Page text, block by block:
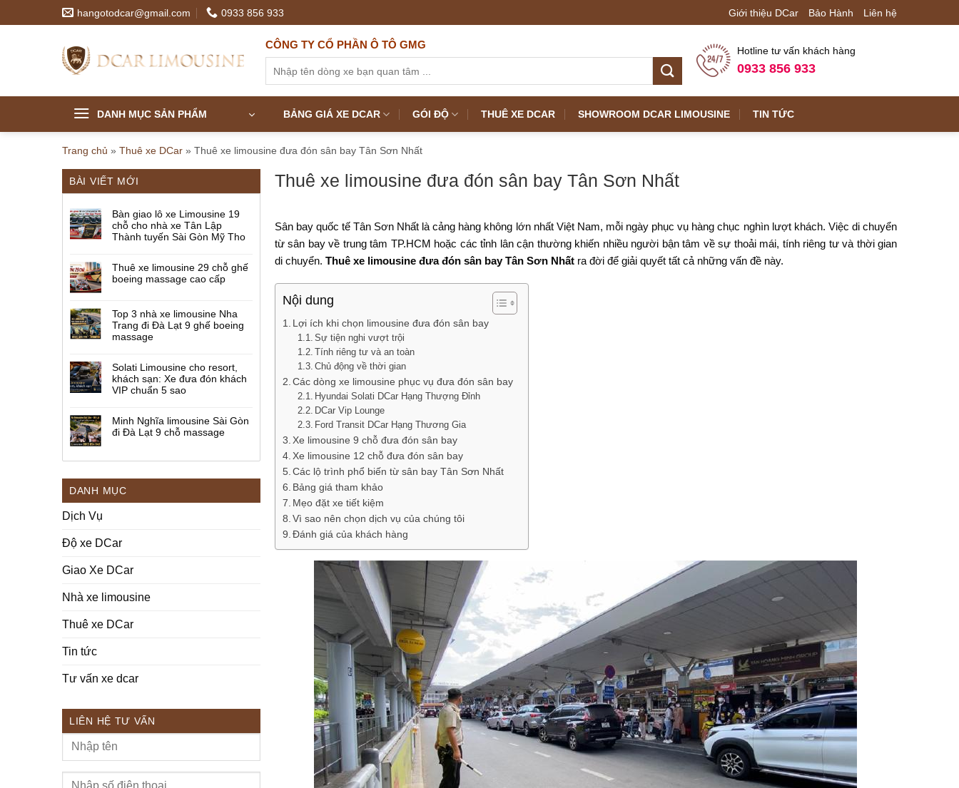
to
hangotodcar@gmail.com 0933 856 933 Giới thiệu DCar Bảo Hành Liên hệ
CÔNG TY CỔ PHẦN Ô TÔ GMG Hotline tư vấn khách hàng
0933 856 933
DANH MỤC SẢN PHẨM BẢNG GIÁ XE DCAR GÓI ĐỘ THUÊ XE DCAR SHOWROOM DCAR LIMOUSINE TIN TỨC
Trang chủ » Thuê xe DCar » Thuê xe limousine đưa đón sân bay Tân Sơn Nhất
BÀI VIẾT MỚI
Bàn giao lô xe Limousine 19
chỗ cho nhà xe Tân Lập
Thành tuyến Sài Gòn Mỹ Tho
Thuê xe limousine 29 chỗ ghế
boeing massage cao cấp
Top 3 nhà xe limousine Nha
Trang đi Đà Lạt 9 ghế boeing
massage
Solati Limousine cho resort,
khách sạn: Xe đưa đón khách
VIP chuẩn 5 sao
Minh Nghĩa limousine Sài Gòn
đi Đà Lạt 9 chỗ massage
DANH MỤC
Dịch Vụ
Độ xe DCar
Giao Xe DCar
Nhà xe limousine
Thuê xe DCar
Tin tức
Tư vấn xe dcar
LIÊN HỆ TƯ VẤN
Thuê xe limousine đưa đón sân bay Tân Sơn Nhất
Sân bay quốc tế Tân Sơn Nhất là cảng hàng không lớn nhất Việt Nam, mỗi ngày phục vụ hàng chục nghìn lượt khách. Việc di chuyển
từ sân bay về trung tâm TP.HCM hoặc các tỉnh lân cận thường khiến nhiều người bận tâm về sự thoải mái, tính riêng tư và thời gian
di chuyển. Thuê xe limousine đưa đón sân bay Tân Sơn Nhấtra đời để giải quyết tất cả những vấn đề này.
Nội dung
Lợi ích khi chọn limousine đưa đón sân bay
Sự tiện nghi vượt trội
Tính riêng tư và an toàn
Chủ động về thời gian
Các dòng xe limousine phục vụ đưa đón sân bay
Hyundai Solati DCar Hạng Thượng Đỉnh
DCar Vip Lounge
Ford Transit DCar Hạng Thương Gia
Xe limousine 9 chỗ đưa đón sân bay
Xe limousine 12 chỗ đưa đón sân bay
Các lộ trình phổ biến từ sân bay Tân Sơn Nhất
Bảng giá tham khảo
Mẹo đặt xe tiết kiệm
Vì sao nên chọn dịch vụ của chúng tôi
Đánh giá của khách hàng